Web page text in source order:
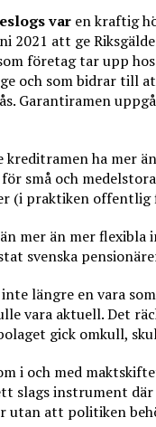
var en kraftig
2021 att ge
företag tar upp
och som bidrar till
Garantiramen
kreditramen ha mer
små och
(i praktiken offentlig
mer än mer
svenska
längre en vara
vara aktuell. Det
gick omkull,
i och med
slags instrument
utan att politiken